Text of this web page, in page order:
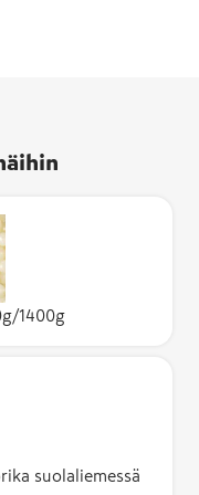
1400g
suolaliemessä